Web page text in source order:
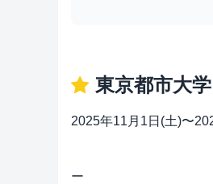
東京都市大
2025年11月1日(土)〜
ー